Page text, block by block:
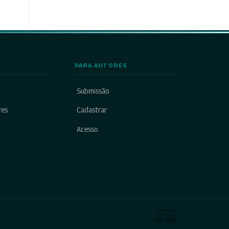
PARA AUTORES
Submissão
Cadastrar
Acesso